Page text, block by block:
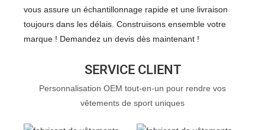
vous assure un échantillonnage rapide et une livraison
toujours dans les délais. Construisons ensemble votre
marque ! Demandez un devis dès maintenant !
SERVICE CLIENT
Personnalisation OEM tout-en-un pour rendre vos
vêtements de sport uniques